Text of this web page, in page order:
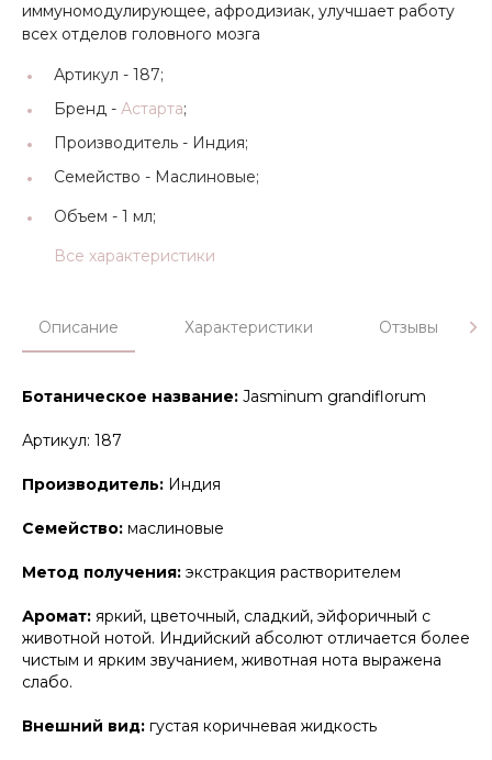
иммуномодулирующее, афродизиак, улучшает работу
всех отделов головного мозга
Артикул - 187;
Бренд - Астарта;
Производитель - Индия;
Семейство - Маслиновые;
Объем - 1 мл;
Все характеристики
Описание Характеристики Отзывы
Ботаническое название: Jasminum grandiflorum
Артикул: 187
Производитель: Индия
Семейство: маслиновые
Метод получения: экстракция растворителем
Аромат: яркий, цветочный, сладкий, эйфоричный с
животной нотой. Индийский абсолют отличается более
чистым и ярким звучанием, животная нота выражена
слабо.
Внешний вид: густая коричневая жидкость